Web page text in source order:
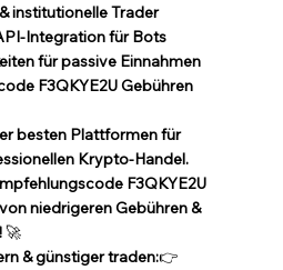
institutionelle Trader
Integration für Bots
für passive Einnahmen
F3QKYE2U Gebühren
besten Plattformen für
Krypto-Handel.
F3QKYE2U
niedrigeren Gebühren &
🚀
& günstiger traden:👉